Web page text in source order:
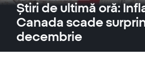
Știri de ultimă oră:
Canada scade
decembrie